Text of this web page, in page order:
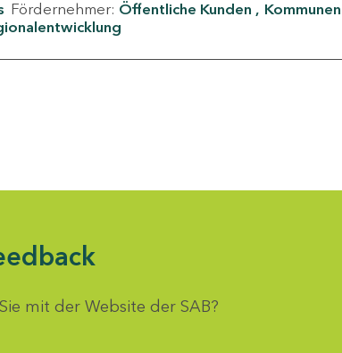
Fördernehmer: Öffentliche Kunden Kommunen
mit der Website der SAB?